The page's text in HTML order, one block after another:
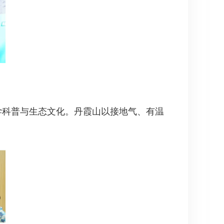
普与生态文化。丹霞山以接地气、有温